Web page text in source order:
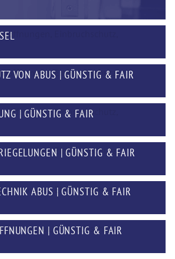
VON ABUS | GÜNSTIG & FAIR
| GÜNSTIG & FAIR
| GÜNSTIG & FAIR
ABUS | GÜNSTIG & FAIR
| GÜNSTIG & FAIR